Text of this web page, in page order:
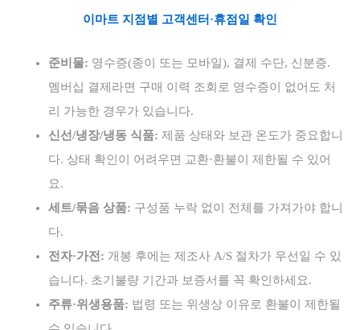
이마트 지점별 고객센터·휴점일 확인
준비물: 영수증(종이 또는 모바일), 결제 수단, 신분증.
멤버십 결제라면 구매 이력 조회로 영수증이 없어도 처
리 가능한 경우가 있습니다.
신선/냉장/냉동 식품: 제품 상태와 보관 온도가 중요합니
다. 상태 확인이 어려우면 교환·환불이 제한될 수 있어
요.
세트/묶음 상품: 구성품 누락 없이 전체를 가져가야 합니
다.
전자·가전: 개봉 후에는 제조사 A/S 절차가 우선일 수 있
습니다. 초기불량 기간과 보증서를 꼭 확인하세요.
주류·위생용품: 법령 또는 위생상 이유로 환불이 제한될